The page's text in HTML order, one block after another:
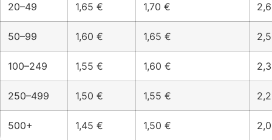
20–49 1,65 € 1,70 €
50–99 1,60 € 1,65 €
100–249 1,55 € 1,60 €
250–499 1,50 € 1,55 €
500+ 1,45 € 1,50 €